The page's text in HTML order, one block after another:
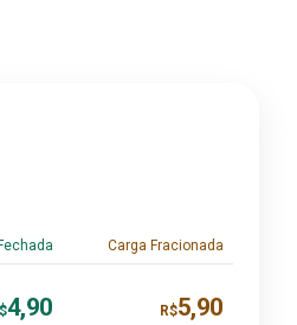
Carga Fracionada
4,90 R$5,90